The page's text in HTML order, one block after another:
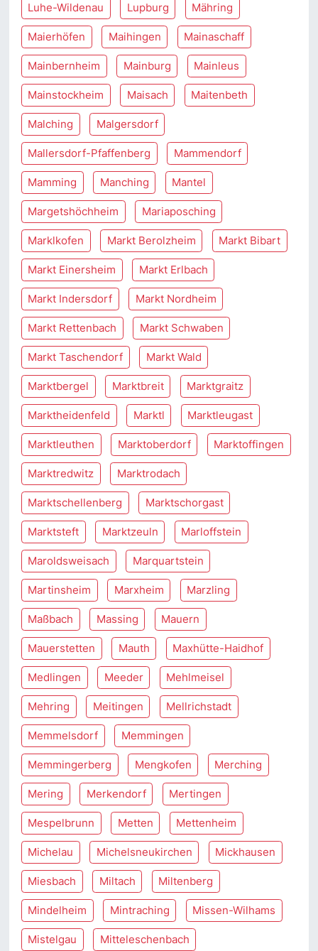
Luhe-Wildenau Lupburg Mähring
Maierhöfen Maihingen Mainaschaff
Mainbernheim Mainburg Mainleus
Mainstockheim Maisach Maitenbeth
Malching Malgersdorf
Mallersdorf-Pfaffenberg Mammendorf
Mamming Manching Mantel
Margetshöchheim Mariaposching
Marklkofen Markt Berolzheim Markt Bibart
Markt Einersheim Markt Erlbach
Markt Indersdorf Markt Nordheim
Markt Rettenbach Markt Schwaben
Markt Taschendorf Markt Wald
Marktbergel Marktbreit Marktgraitz
Marktheidenfeld Marktl Marktleugast
Marktleuthen Marktoberdorf Marktoffingen
Marktredwitz Marktrodach
Marktschellenberg Marktschorgast
Marktsteft Marktzeuln Marloffstein
Maroldsweisach Marquartstein
Martinsheim Marxheim Marzling
Maßbach Massing Mauern
Mauerstetten Mauth Maxhütte-Haidhof
Medlingen Meeder Mehlmeisel
Mehring Meitingen Mellrichstadt
Memmelsdorf Memmingen
Memmingerberg Mengkofen Merching
Mering Merkendorf Mertingen
Mespelbrunn Metten Mettenheim
Michelau Michelsneukirchen Mickhausen
Miesbach Miltach Miltenberg
Mindelheim Mintraching Missen-Wilhams
Mistelgau Mitteleschenbach